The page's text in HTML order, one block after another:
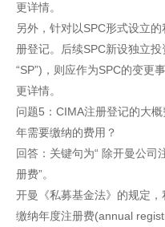
更详情。
另外，针对以SPC形式设立
册登记。后续SPC新设独立
“SP”)，则应作为SPC的变更
更详情。
问题5：CIMA注册登记的大
年需要缴纳的费用？
回答：关键句为“ 除开曼公司
册费”。
开曼《私募基金法》的规定
缴纳年度注册费(annual